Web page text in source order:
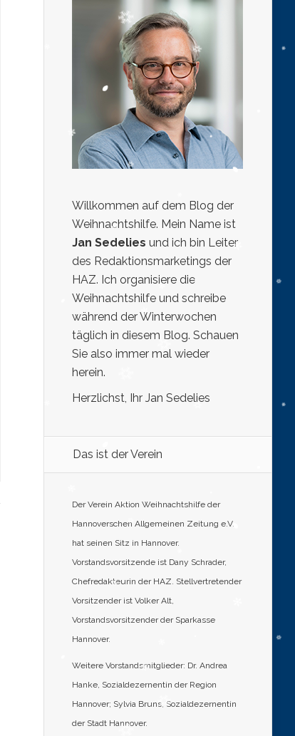
Willkommen auf dem Blog der
Weihnachtshilfe. Mein Name ist
Jan Sedelies und ich bin Leiter
des Redaktionsmarketings der
HAZ. Ich organisiere die
Weihnachtshilfe und schreibe
während der Winterwochen
täglich in diesem Blog. Schauen
Sie also immer mal wieder
herein.
Herzlichst, Ihr Jan Sedelies
Das ist der Verein
Der Verein Aktion Weihnachtshilfe der
Hannoverschen Allgemeinen Zeitung e.V.
hat seinen Sitz in Hannover.
Vorstandsvorsitzende ist Dany Schrader,
Chefredakteurin der HAZ. Stellvertretender
Vorsitzender ist Volker Alt,
Vorstandsvorsitzender der Sparkasse
Hannover.
Weitere Vorstandsmitglieder: Dr. Andrea
Hanke, Sozialdezernentin der Region
Hannover; Sylvia Bruns, Sozialdezernentin
der Stadt Hannover.